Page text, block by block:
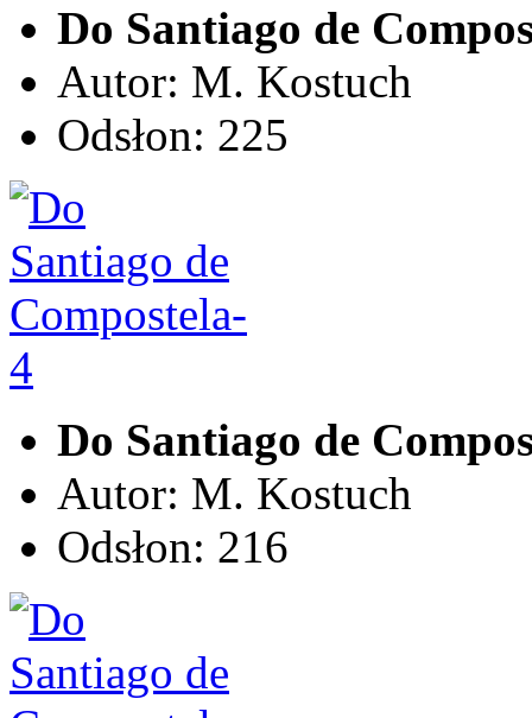
Do Santiago de
Autor: M. Kostuch
Odsłon: 225
Do Santiago de
Autor: M. Kostuch
Odsłon: 216